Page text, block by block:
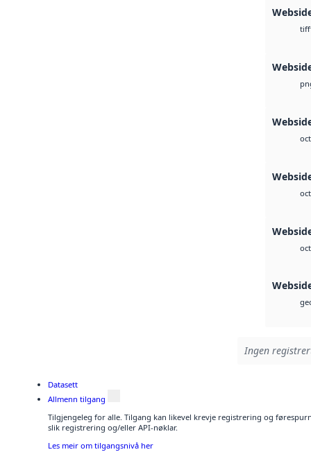
tiff
Ingen
Datasett
Allmenn tilgang
Tilgjengeleg for alle. Tilgang kan likevel krevje registrering og
slik registrering og/eller API-nøklar.
Les meir om tilgangsnivå her